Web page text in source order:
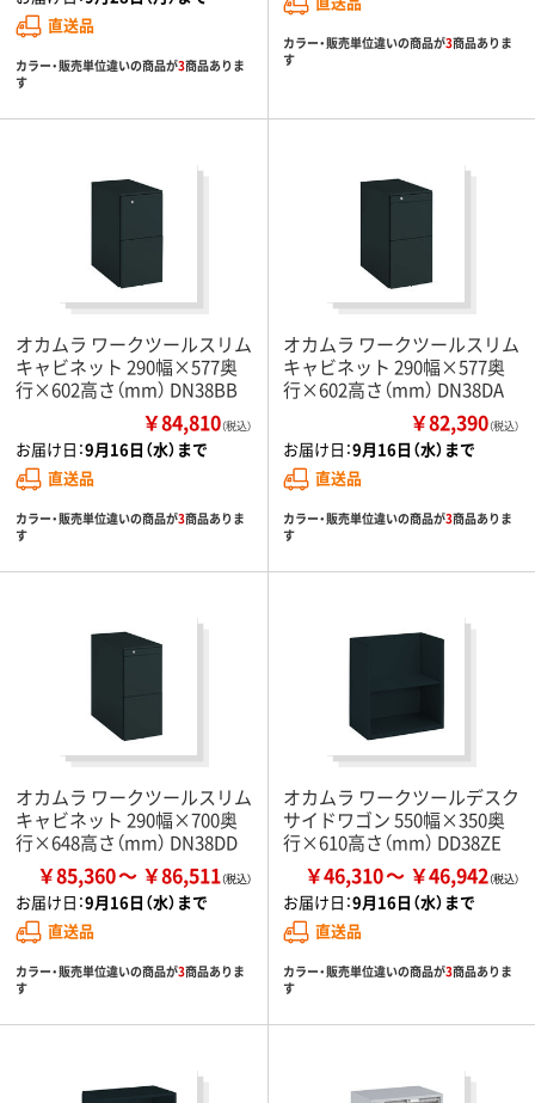
直送品
カラー・販売単位違いの商品が3商品ありま
す
カラー・販売単位違いの商品が3商品ありま
す
オカムラ ワークツールスリム
キャビネット 290幅×577奥
行×602高さ（mm） DN38BB
￥84,810（税込）
お届け日：9月16日（水）まで
直送品
カラー・販売単位違いの商品が3商品ありま
す
オカムラ ワークツールスリム
キャビネット 290幅×577奥
行×602高さ（mm） DN38DA
￥82,390（税込）
お届け日：9月16日（水）まで
直送品
カラー・販売単位違いの商品が3商品ありま
す
オカムラ ワークツールスリム
キャビネット 290幅×700奥
行×648高さ（mm） DN38DD
￥85,360 ￥86,511
お届け日：9月16日（水）まで
直送品
カラー・販売単位違いの商品が3商品ありま
す
オカムラ ワークツールデスク
サイドワゴン 550幅×350奥
行×610高さ（mm） DD38ZE
￥46,310 ￥46,942
お届け日：9月16日（水）まで
直送品
カラー・販売単位違いの商品が3商品ありま
す